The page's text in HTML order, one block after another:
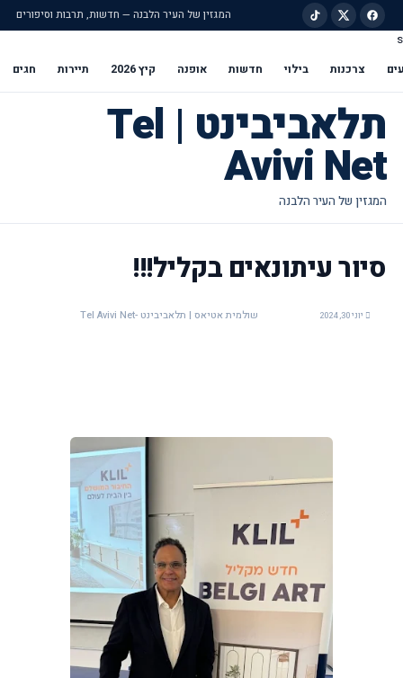
המגזין של העיר הלבנה — חדשות, תרבות וסיפורים
s
צרכנות בילוי חדשות אופנה קיץ 2026 תיירות חגים
תלאביבינט | Tel
Avivi Net
סיור עיתונאים בקליל!!!
יוני 30, 2024 שולמית אטיאס | תלאביבינט -Tel Avivi Net